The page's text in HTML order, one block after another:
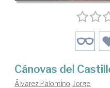
Cánovas del
Álvarez Palomino, Jorge